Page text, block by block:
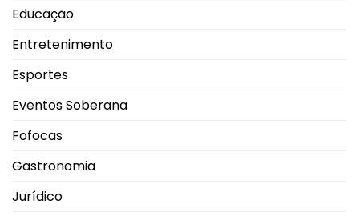
Educação
Entretenimento
Esportes
Eventos Soberana
Fofocas
Gastronomia
Jurídico